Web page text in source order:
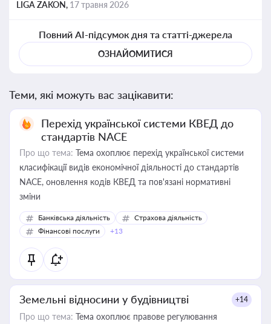
LIGA ZAKON, 17 травня 2026
Повний AI-підсумок дня та статті-джерела
ОЗНАЙОМИТИСЯ
Теми, які можуть вас зацікавити:
Перехід української системи КВЕД до
стандартів NACE
Про що тема: Тема охоплює перехід української системи
класифікації видів економічної діяльності до стандартів
NACE, оновлення кодів КВЕД та пов'язані нормативні
зміни
Банківська діяльність
Страхова діяльність
Фінансові послуги
+13
Земельні відносини у будівництві +14
Про що тема: Тема охоплює правове регулювання